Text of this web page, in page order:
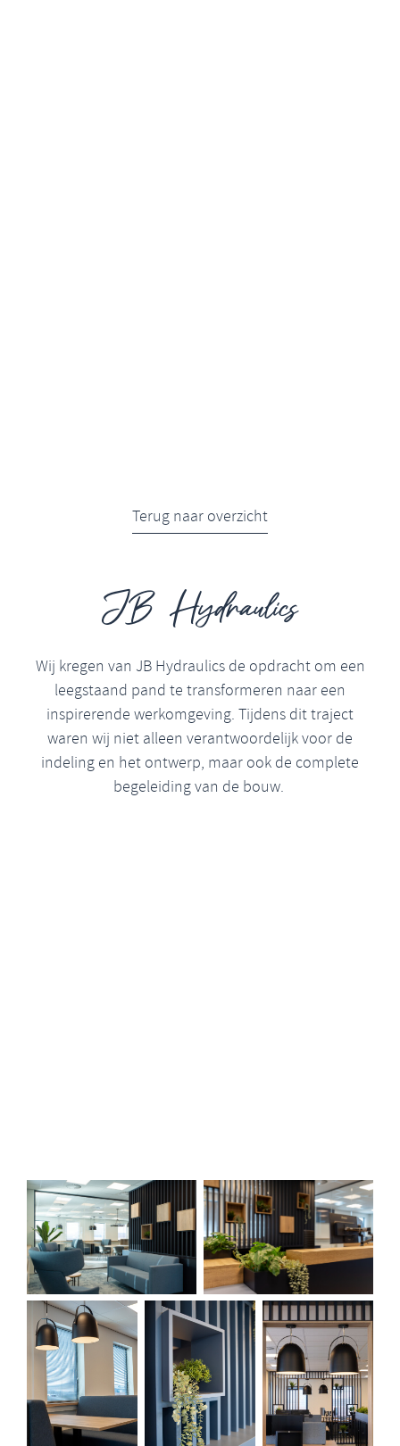
Terug naar overzicht
JB Hydraulics
Wij kregen van JB Hydraulics de opdracht om een
leegstaand pand te transformeren naar een
inspirerende werkomgeving. Tijdens dit traject
waren wij niet alleen verantwoordelijk voor de
indeling en het ontwerp, maar ook de complete
begeleiding van de bouw.